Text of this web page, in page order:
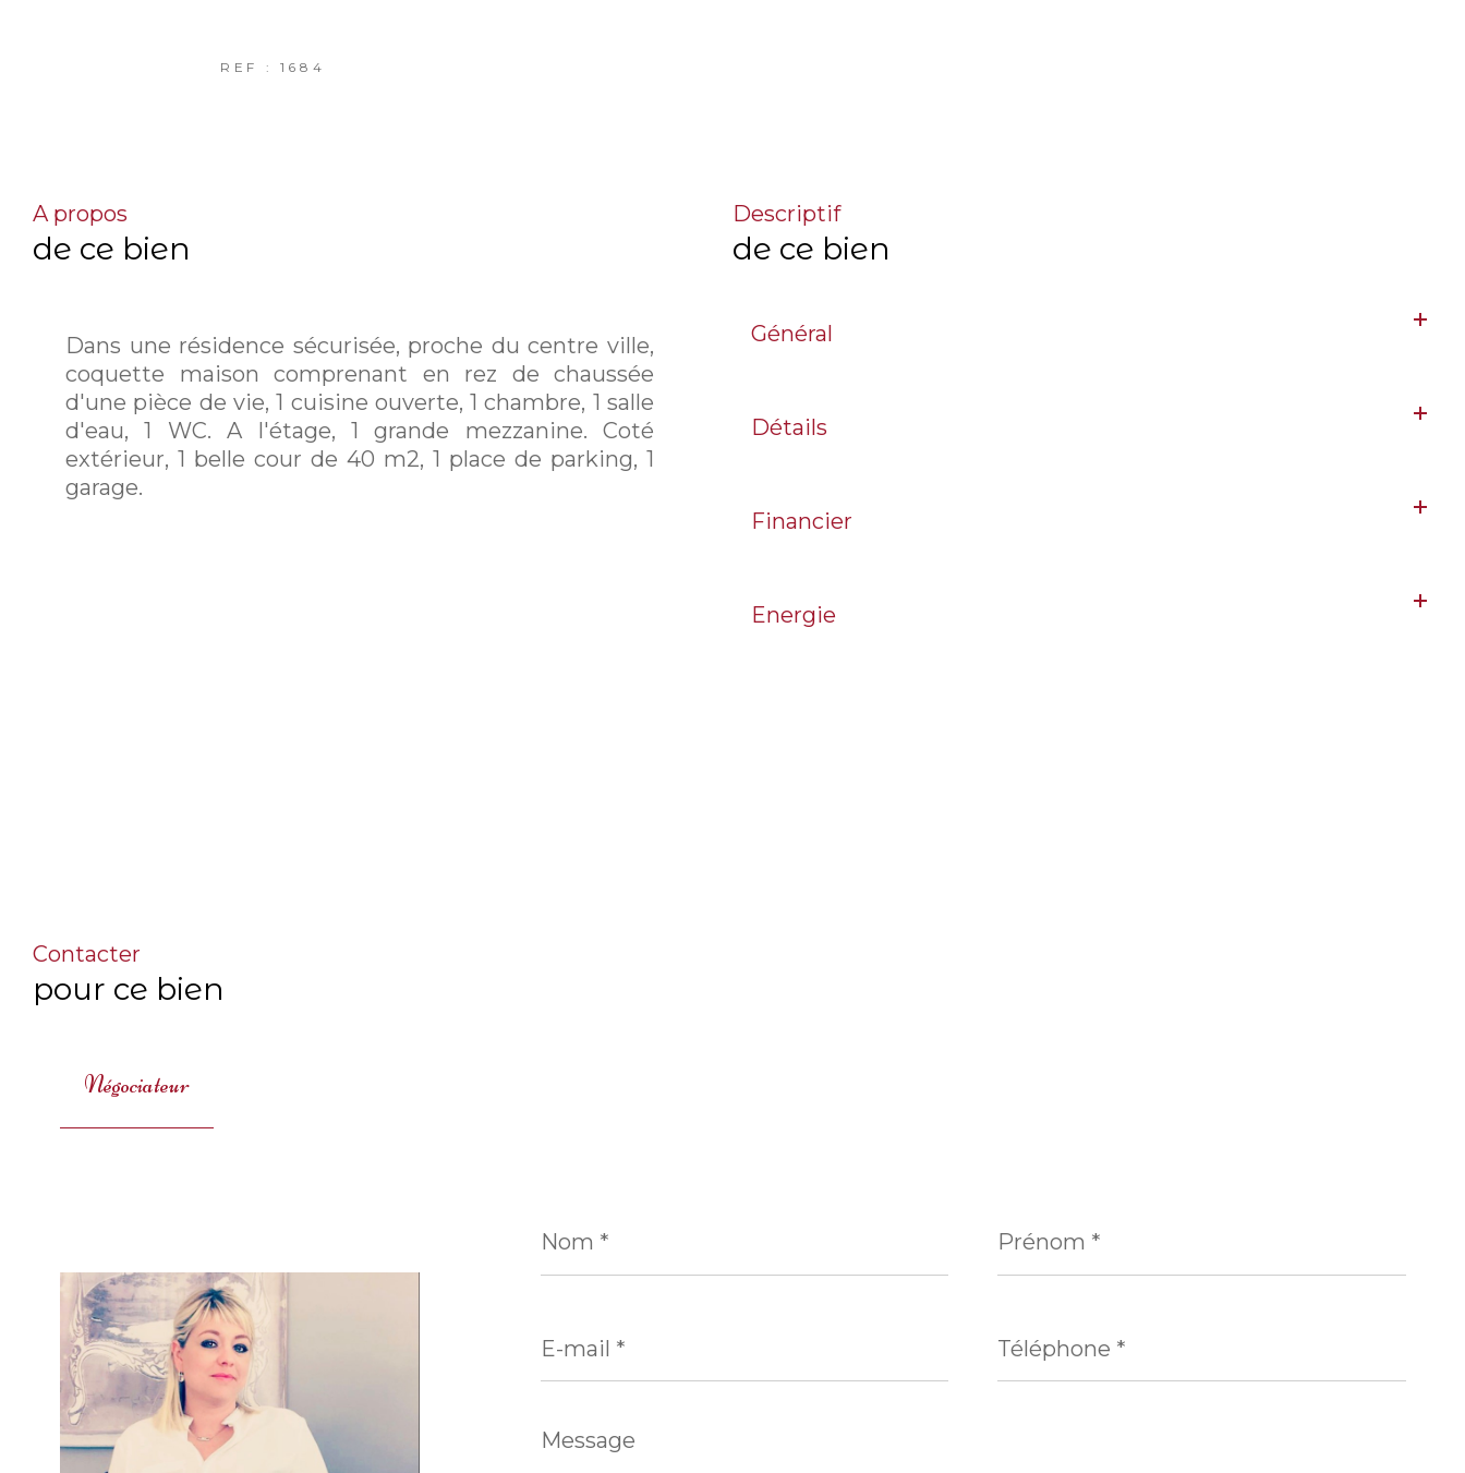
REF : 1684
a propos
de ce bien
Dans une résidence sécurisée, proche du centre ville,
coquette maison comprenant en rez de chaussée
d'une pièce de vie, 1 cuisine ouverte, 1 chambre, 1 salle
d'eau, 1 WC. A l'étage, 1 grande mezzanine. Coté
extérieur, 1 belle cour de 40 m2, 1 place de parking, 1
garage.
descriptif
de ce bien
Général
Détails
Financier
Energie
Contacter
pour ce bien
Négociateur
*
*
mail
*
*
Message
*